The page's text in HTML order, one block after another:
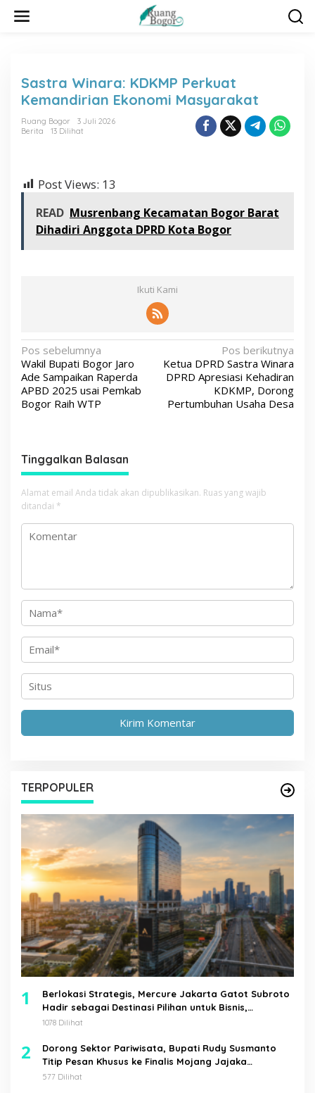
Sastra Winara: KDKMP Perkuat
Kemandirian Ekonomi Masyarakat
Ruang Bogor
3 Juli 2026
Berita
13 Dilihat
Post Views: 13
READ Musrenbang Kecamatan Bogor Barat
Dihadiri Anggota DPRD Kota Bogor
Ikuti Kami
N
a
v
i
a
s
i
p
o
Pos sebelumnya
Wakil Bupati Bogor Jaro
Ade Sampaikan Raperda
APBD 2025 usai Pemkab
Bogor Raih WTP
Pos berikutnya
Ketua DPRD Sastra Winara
DPRD Apresiasi Kehadiran
KDKMP, Dorong
Pertumbuhan Usaha Desa
Tinggalkan Balasan
Alamat email Anda tidak akan dipublikasikan. Ruas yang wajib
ditandai *
TERPOPULER
1
Berlokasi Strategis, Mercure Jakarta Gatot Subroto
Hadir sebagai Destinasi Pilihan untuk Bisnis,
Staycation, Meeting, dan Kuliner di Jakarta Selatan
1078 Dilihat
2
Dorong Sektor Pariwisata, Bupati Rudy Susmanto
Titip Pesan Khusus ke Finalis Mojang Jajaka
Kabupaten Bogor
577 Dilihat